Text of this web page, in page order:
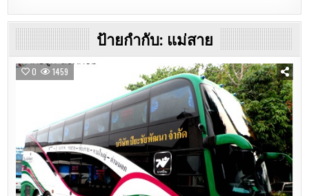
ป้ายกำกับ: แม่สาย
0 1459